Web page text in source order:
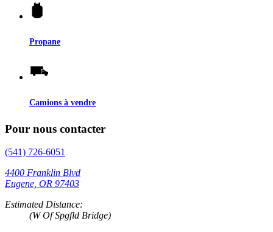
Propane
Camions à vendre
Pour nous contacter
(541) 726-6051
4400 Franklin Blvd
Eugene, OR 97403
Estimated Distance:
(W Of Spgfld Bridge)